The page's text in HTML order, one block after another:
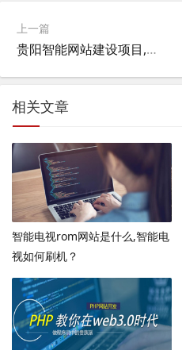
上一篇
贵阳智能网站建设项目,贵阳找工作哪个网站好？
相关文章
智能电视rom网站是什么,智能电
视如何刷机？